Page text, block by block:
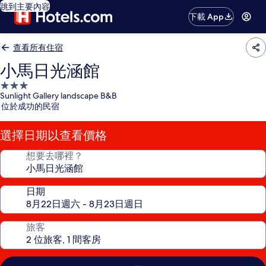
跳到主要內容
下載 App
查看所有住宿
小馬日光涵館
3.0
星
級
住
宿
Sunlight Gallery landscape B&B
位於成功的民宿
選擇日期以查看價格
想要去哪裡？
日期
旅客